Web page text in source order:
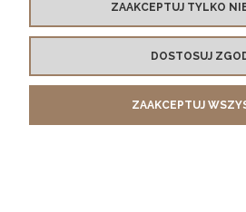
DO KOSZYKA
ZAAKCEPTUJ TYLKO
DOSTOSUJ
ZAAKCEPTUJ